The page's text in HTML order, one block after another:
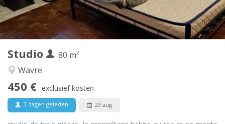
Studio
80 m²
Wavre
450 € exclusief kosten
3 dagen geleden 29 aug
Badkamer:
Keuken:
in de kamer
Oppervlakte:
80 m
2
Private kamers:
3